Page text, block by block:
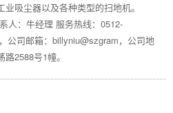
吸尘器以及各种类型的扫地机。
人：牛经理 服务热线：0512-
公司邮箱：billyniu@szgram，公司地
2588号1幢。